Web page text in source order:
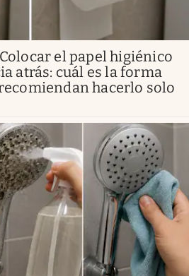
Colocar el papel higiénico
atrás: cuál es la forma
hacerlo solo